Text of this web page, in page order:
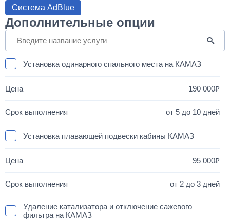
Система AdBlue
Дополнительные опции
Установка одинарного спального места на КАМАЗ
190 000
от 5 до 10 дней
Установка плавающей подвески кабины КАМАЗ
95 000
от 2 до 3 дней
Удаление катализатора и отключение сажевого
фильтра на КАМАЗ